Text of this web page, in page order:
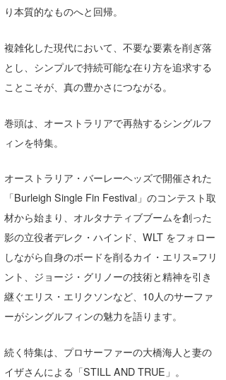
り本質的なものへと回帰。
複雑化した現代において、不要な要素を削ぎ落
とし、シンプルで持続可能な在り⽅を追求する
ことこそが、真の豊かさにつながる。
巻頭は、オーストラリアで再熱するシングルフ
ィンを特集。
オーストラリア・バーレーヘッズで開催された
「Burleigh Single Fin Festival」のコンテスト取
材から始まり、オルタナティブブームを創った
影の⽴役者デレク・ハインド、WLT をフォロー
しながら⾃⾝のボードを削るカイ・エリス=フリ
ント、ジョージ・グリノーの技術と精神を引き
継ぐエリス・エリクソンなど、10⼈のサーファ
ーがシングルフィンの魅⼒を語ります。
続く特集は、プロサーファーの⼤橋海⼈と妻の
イザさんによる「STILL AND TRUE」。
mitsuteru Kamio
Yasunari Inoue
arukasvision
CBA Films
熊谷素子
メディア
SURFMEDIA
Colors MAGAZINE
波伝説アンバサダー/プロライダー
福島寿実子
嵯峨明日香
田原啓江
植村未来
NOBUFUKU
大野”MAR”修聖
喜納海人
波伝説スタッフ
+☆maki☆+
chan-U
ECE
G◎Da
H
KID
KY